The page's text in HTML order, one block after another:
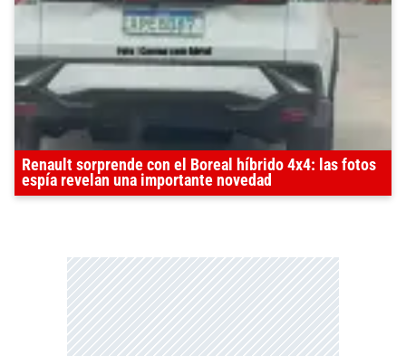
Renault sorprende con el Boreal híbrido 4x4: las fotos
espía revelan una importante novedad